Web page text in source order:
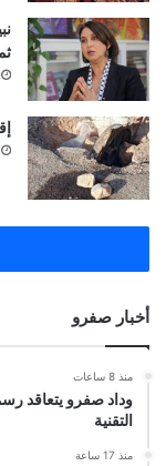
أخبار صفرو
منذ 8 ساعات
وداد صفرو يتعاقد
التقنية
منذ 17 ساعة